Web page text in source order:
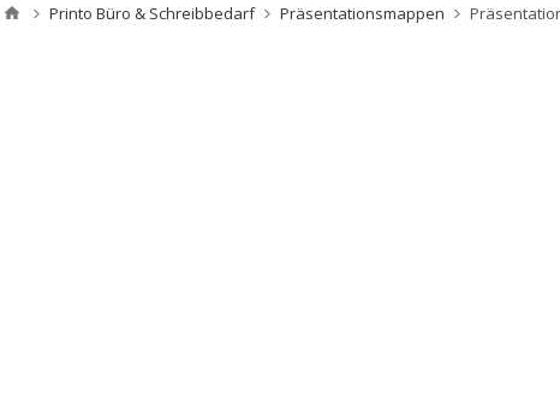
Printo Büro & Schreibbedarf Präsentationsmappen